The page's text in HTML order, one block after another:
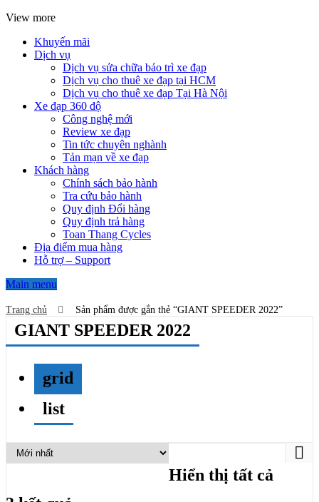
View more
Khuyến mãi
Dịch vụ
Dịch vụ sửa chữa bảo trì xe đạp
Dịch vụ cho thuê xe đạp tại HCM
Dịch vụ cho thuê xe đạp Tại Hà Nội
Xe đạp 360 độ
Công nghệ mới
Review xe đạp
Tin tức chuyên nghành
Tản mạn về xe đạp
Khách hàng
Chính sách bảo hành
Tra cứu bảo hành
Quy định Đổi hàng
Quy định trả hàng
Toan Thang Cycles
Địa điểm mua hàng
Hỗ trợ – Support
Main menu
Trang chủ Sản phẩm được gắn thẻ “GIANT SPEEDER 2022”
GIANT SPEEDER 2022
grid
list
Hiển thị tất cả